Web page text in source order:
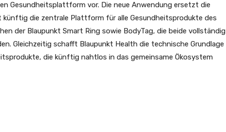
Gesundheitsplattform vor. Die neue Anwendung ersetzt die
künftig die zentrale Plattform für alle Gesundheitsprodukte des
der Blaupunkt Smart Ring sowie BodyTag, die beide vollständig
Gleichzeitig schafft Blaupunkt Health die technische Grundlage
die künftig nahtlos in das gemeinsame Ökosystem